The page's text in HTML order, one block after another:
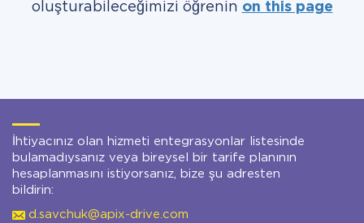
oluşturabileceğimizi öğrenin on this page
İhtiyacınız olan hizmeti entegrasyonlar listesinde
bulamadıysanız veya bireysel bir tarife planının
hesaplanmasını istiyorsanız, bize şu adresten
bildirin:
d.savchuk@apix-drive.com